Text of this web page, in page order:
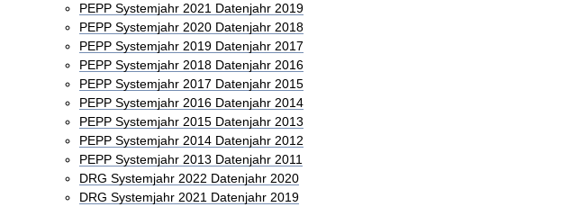
PEPP Systemjahr 2021 Datenjahr 2019
PEPP Systemjahr 2020 Datenjahr 2018
PEPP Systemjahr 2019 Datenjahr 2017
PEPP Systemjahr 2018 Datenjahr 2016
PEPP Systemjahr 2017 Datenjahr 2015
PEPP Systemjahr 2016 Datenjahr 2014
PEPP Systemjahr 2015 Datenjahr 2013
PEPP Systemjahr 2014 Datenjahr 2012
PEPP Systemjahr 2013 Datenjahr 2011
DRG Systemjahr 2022 Datenjahr 2020
DRG Systemjahr 2021 Datenjahr 2019